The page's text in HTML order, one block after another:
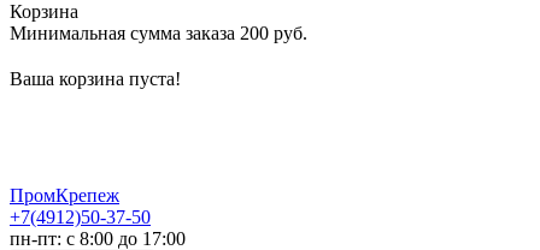
Корзина
Минимальная сумма заказа 200 руб.
Ваша корзина пуста!
ПромКрепеж
+7(4912)50-37-50
пн-пт: с 8:00 до 17:00